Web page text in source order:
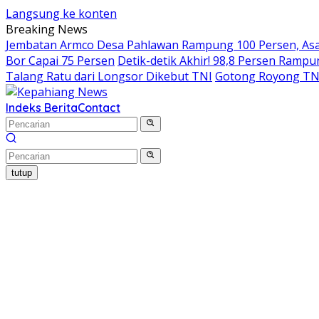
Langsung ke konten
Breaking News
Jembatan Armco Desa Pahlawan Rampung 100 Persen,
Bor Capai 75 Persen Detik-detik Akhir! 98,8 Persen
Talang Ratu dari Longsor Dikebut TNI Gotong Royong
Indeks BeritaContact
tutup